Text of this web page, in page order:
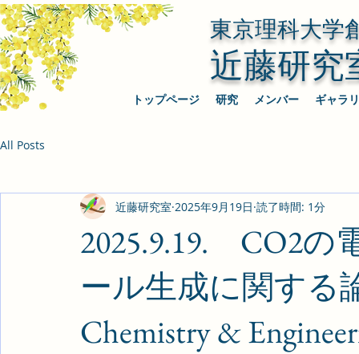
東京理科大学
近藤研究
トップページ 研究 メンバー ギャラ
All Posts
2025.9.19. CO2の
ール生成に関する
Chemistry &
近藤研究室 2025年9月19日 読了時間: 1分